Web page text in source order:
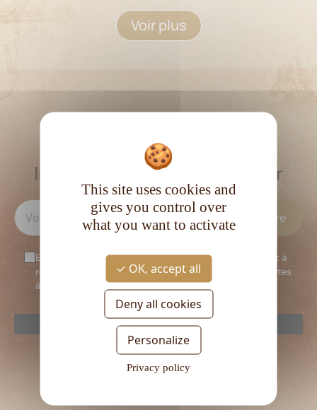
Voir plus
RESTEZ INFORMÉ
Inscrivez-vous à la newsletter
En vous inscrivant à notre newsletter, vous consentez à
recevoir notre newsletter. Vous confirmez que vous êtes
âgé d’au moins 18 ans.
reCAPTCHA is disabled. Allow
champ
This site uses cookies and
gives you control over
what you want to activate
OK, accept all
Deny all cookies
Personalize
Privacy policy